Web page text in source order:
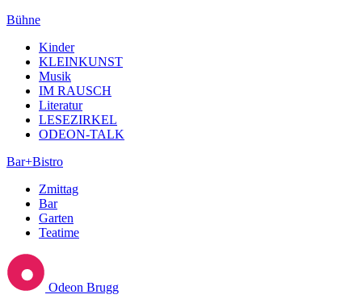
Bühne
Kinder
KLEINKUNST
Musik
IM RAUSCH
Literatur
LESEZIRKEL
ODEON-TALK
Bar+Bistro
Zmittag
Bar
Garten
Teatime
Odeon Brugg